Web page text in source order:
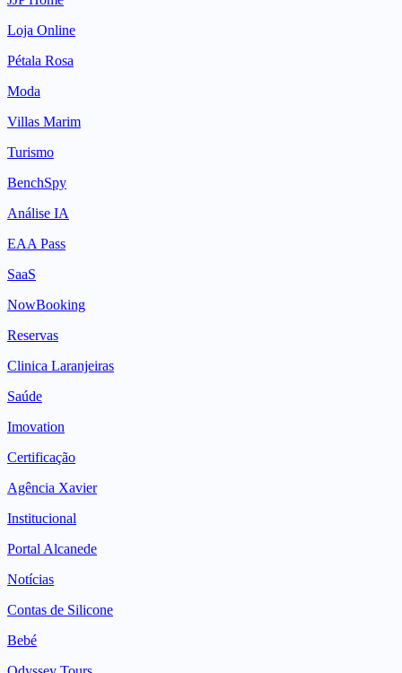
Loja Online
Pétala Rosa
Moda
Villas Marim
Turismo
BenchSpy
Análise IA
EAA Pass
SaaS
NowBooking
Reservas
Clinica Laranjeiras
Saúde
Imovation
Certificação
Agência Xavier
Institucional
Portal Alcanede
Notícias
Contas de Silicone
Bebé